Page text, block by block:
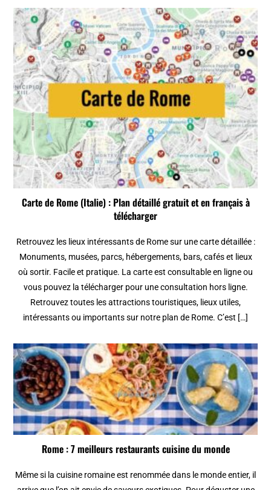
Carte de Rome (Italie) : Plan détaillé gratuit et en français à
télécharger
Retrouvez les lieux intéressants de Rome sur une carte détaillée :
Monuments, musées, parcs, hébergements, bars, cafés et lieux
où sortir. Facile et pratique. La carte est consultable en ligne ou
vous pouvez la télécharger pour une consultation hors ligne.
Retrouvez toutes les attractions touristiques, lieux utiles,
intéressants ou importants sur notre plan de Rome. C’est […]
Rome : 7 meilleurs restaurants cuisine du monde
Même si la cuisine romaine est renommée dans le monde entier, il